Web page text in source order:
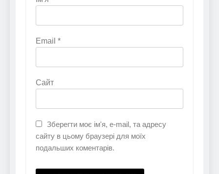
Email *
Сайт
Зберегти моє ім'я, e-mail, та адресу
сайту в цьому браузері для моїх
подальших коментарів.